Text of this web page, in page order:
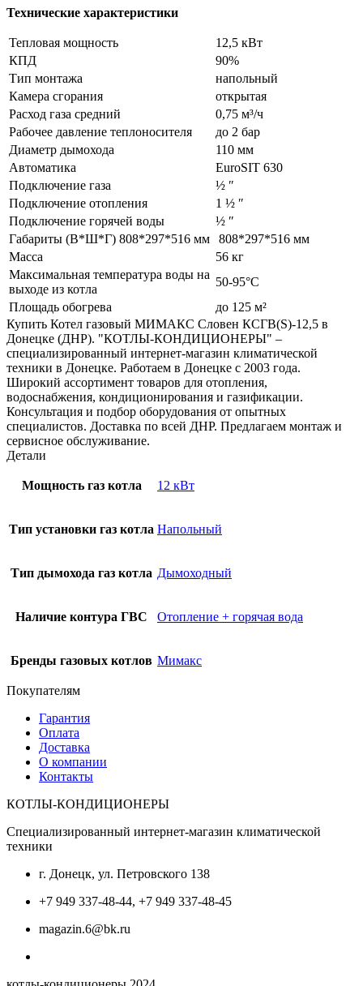
Технические характеристики
Тепловая мощность
12,5 кВт
КПД
90%
Тип монтажа
напольный
Камера сгорания
открытая
Расход газа средний
0,75 м³/ч
Рабочее давление теплоносителя
до 2 бар
Диаметр дымохода
110 мм
Автоматика
EuroSIT 630
Подключение газа
½ ʺ
Подключение отопления
1 ½ ʺ
Подключение горячей воды
½ ʺ
Габариты (В*Ш*Г) 808*297*516 мм
808*297*516 мм
Масса
56 кг
Максимальная температура воды на
выходе из котла
50-95°С
Площадь обогрева
до 125 м²
Купить Котел газовый МИМАКС Словен КСГВ(S)-12,5 в
Донецке (ДНР). "КОТЛЫ-КОНДИЦИОНЕРЫ" –
специализированный интернет-магазин климатической
техники в Донецке. Работаем в Донецке с 2003 года.
Широкий ассортимент товаров для отопления,
водоснабжения, кондиционирования и газификации.
Консультация и подбор оборудования от опытных
специалистов. Доставка по всей ДНР. Предлагаем монтаж и
сервисное обслуживание.
Детали
Мощность газ котла 12 кВт
Тип установки газ котла Напольный
Тип дымохода газ котла Дымоходный
Наличие контура ГВС Отопление + горячая вода
Бренды газовых котлов Мимакс
Покупателям
Гарантия
Оплата
Доставка
О компании
Контакты
КОТЛЫ-КОНДИЦИОНЕРЫ
Специализированный интернет-магазин климатической
техники
г. Донецк, ул. Петровского 138
+7 949 337-48-44, +7 949 337-48-45
magazin.6@bk.ru